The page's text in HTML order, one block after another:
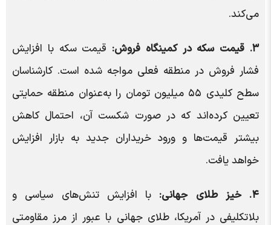
می‌کند.
۳. قیمت سکه در کمینگاه فروش:
قیمت سکه با افزایش
فشار فروش در منطقه فعلی مواجه شده است. کارشناسان
سطح کلیدی ۵۵ میلیون تومان را به‌عنوان منطقه حمایتی
تعیین کرده‌اند که در صورت شکست آن، احتمال کاهش
بیشتر قیمت‌ها و ورود خریداران جدید به بازار افزایش
خواهد یافت.
۴. خیز طلای جهانی:
با افزایش تنش‌های سیاسی و
بلاتکلیفی در آمریکا، طلای جهانی با عبور از مرز مقاومتی